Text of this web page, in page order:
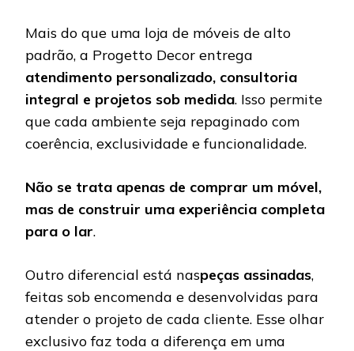
Mais do que uma loja de móveis de alto
padrão, a Progetto Decor entrega
atendimento personalizado, consultoria
integral e projetos sob medida. Isso permite
que cada ambiente seja repaginado com
coerência, exclusividade e funcionalidade.
Não se trata apenas de comprar um móvel,
mas de construir uma experiência completa
para o lar.
Outro diferencial está naspeças assinadas,
feitas sob encomenda e desenvolvidas para
atender o projeto de cada cliente. Esse olhar
exclusivo faz toda a diferença em uma